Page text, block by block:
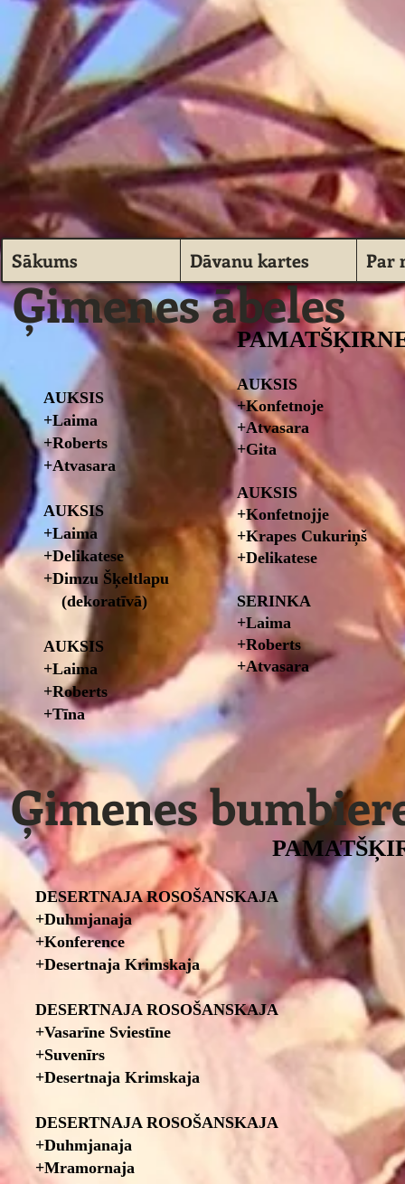
Ģimenes ābeles
Sākums Dāvanu kartes Par
​AUKSIS
+Laima
+Roberts
+Atvasara
AUKSIS​
+Laima
+Delikatese
+Dimzu Šķeltlapu
(dekoratīvā)
AUKSIS
+Laima
+Roberts
+Tīna
​
AUKSIS
+Konfetnoje
+Atvasara
+Gita
AUKSIS
+Konfetnojje
+Krapes Cukuriņš
+Delikatese
SERINKA
+Laima
+Roberts
+Atvasara
Ģimenes
DESERTNAJA ROSOŠANSKAJA​
+Duhmjanaja
+Konference
+Desertnaja Krimskaja
DESERTNAJA ROSOŠANSKAJA​
+Vasarīne Sviestīne
+Suvenīrs
+Desertnaja Krimskaja
DESERTNAJA ROSOŠANSKAJA
+Duhmjanaja
+Mramornaja